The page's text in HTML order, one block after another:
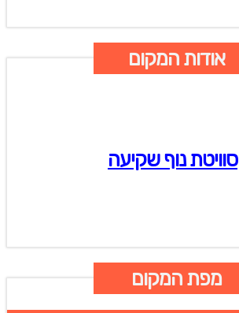
אודות המקום
סוויטת נוף שקיעה
מפת המקום